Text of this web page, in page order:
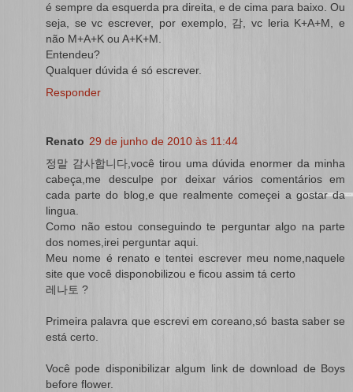
é sempre da esquerda pra direita, e de cima para baixo. Ou
seja, se vc escrever, por exemplo, 감, vc leria K+A+M, e
não M+A+K ou A+K+M.
Entendeu?
Qualquer dúvida é só escrever.
Responder
Renato 29 de junho de 2010 às 11:44
정말 감사합니다,você tirou uma dúvida enormer da minha
cabeça,me desculpe por deixar vários comentários em
cada parte do blog,e que realmente começei a gostar da
lingua.
Como não estou conseguindo te perguntar algo na parte
dos nomes,irei perguntar aqui.
Meu nome é renato e tentei escrever meu nome,naquele
site que você disponobilizou e ficou assim tá certo
레나토 ?
Primeira palavra que escrevi em coreano,só basta saber se
está certo.
Você pode disponibilizar algum link de download de Boys
before flower.